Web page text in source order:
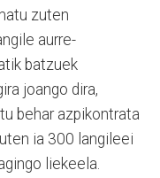
zuten
aurre-
batzuek
joango dira,
behar azpikontrata
ia 300 langileei
liekeela.